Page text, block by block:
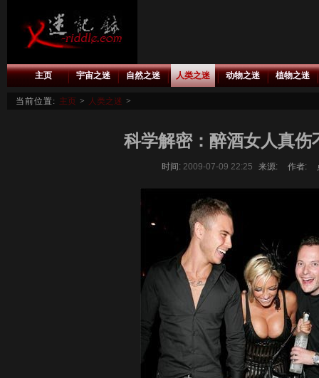
主页 宇宙之迷 自然之迷 人类之迷 动物之迷 植物之迷
当前位置: 主页 > 人类之迷 >
科学解密：醉酒女人真伤
时间: 2009-07-09 22:25 来源: 作者: